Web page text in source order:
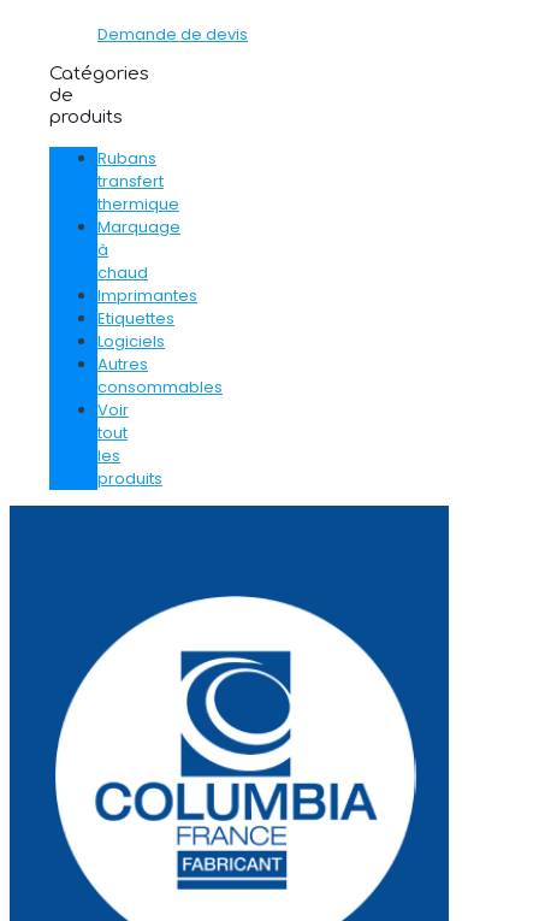
Demande de devis
Catégories
de
produits
Rubans
transfert
thermique
Marquage
à
chaud
Imprimantes
Etiquettes
Logiciels
Autres
consommables
Voir
tout
les
produits